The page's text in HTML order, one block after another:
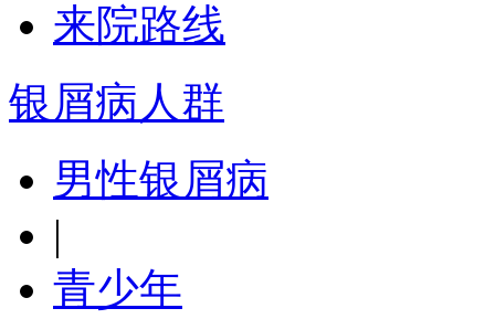
来院路线
银屑病人群
男性银屑病
|
青少年